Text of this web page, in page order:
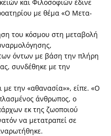
και Φιλοσοφιών έδινε
με θέμα «Ο Μετα-
του κόσμου στη μεταβολή
όντων με βάση την πλήρη
συνδέθηκε με την
με την «αθανασία»», είπε. «Ο
άνθρωπος, ο
εκ της ζωοποιού
να μετατραπεί σε